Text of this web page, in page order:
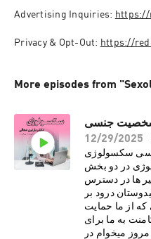
Advertising Inquiries: https://
Privacy & Opt-Out: https://
More episodes from
12/29/2025
پادکست فارسی سکسولوژی
در دو بخش
ها در دسترس
درود بر
از ما حمایت
به ما برای
میخوام در